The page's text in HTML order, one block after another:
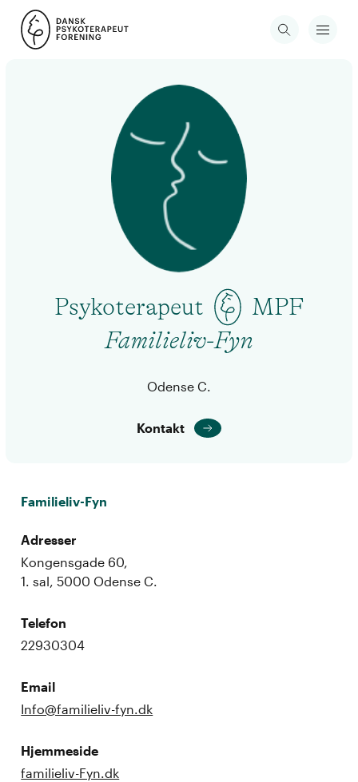
Psykoterapeut
MPF
Familieliv-Fyn
Odense C.
Kontakt
Familieliv-Fyn
Adresser
Kongensgade 60,
1. sal, 5000 Odense C.
Telefon
22930304
Email
Info@familieliv-fyn.dk
Hjemmeside
familieliv-Fyn.dk